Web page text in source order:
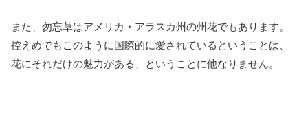
また、勿忘草はアメリカ・アラスカ州の州花でもあります。
控えめでもこのように国際的に愛されているということは、
花にそれだけの魅力がある、ということに他なりません。